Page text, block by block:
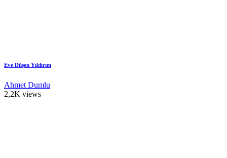
Eve Düşen Yıldırım
Ahmet Dumlu
2,2K views